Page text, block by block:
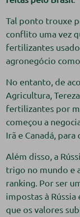
Tal ponto trouxe
conflito uma vez
fertilizantes
agronegócio
No entanto, de
Agricultura,
fertilizantes por
começou a
Irã e Canadá, para
Além disso, a
trigo no mundo e
ranking. Por ser
impostas à
que os valores